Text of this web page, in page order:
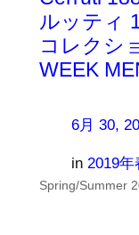
ルッティ
コレクシ
WEEK
6月 30,
in 2019
Spring/Summer